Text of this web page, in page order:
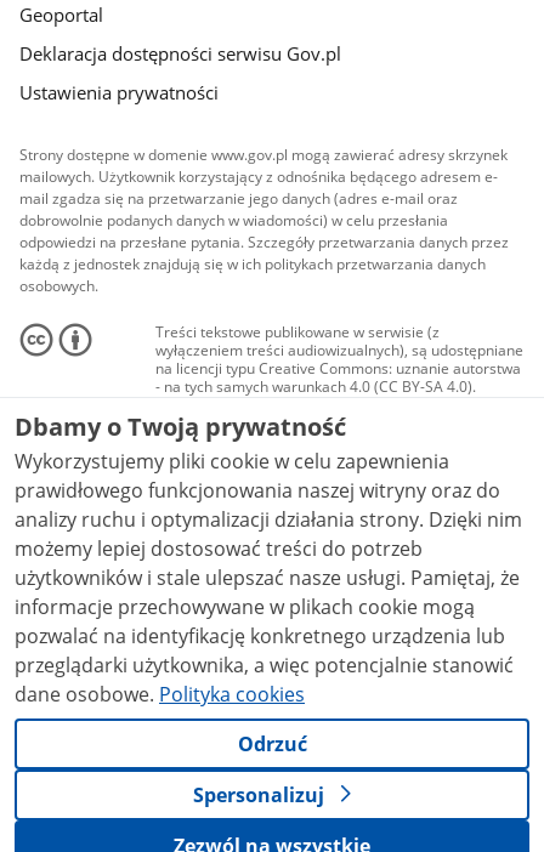
Geoportal
Deklaracja dostępności serwisu Gov.pl
Ustawienia prywatności
Strony dostępne w domenie www.gov.pl mogą zawierać adresy skrzynek
mailowych. Użytkownik korzystający z odnośnika będącego adresem e-
mail zgadza się na przetwarzanie jego danych (adres e-mail oraz
dobrowolnie podanych danych w wiadomości) w celu przesłania
odpowiedzi na przesłane pytania. Szczegóły przetwarzania danych przez
każdą z jednostek znajdują się w ich politykach przetwarzania danych
osobowych.
Treści tekstowe publikowane w serwisie (z
wyłączeniem treści audiowizualnych), są udostępniane
na licencji typu Creative Commons: uznanie autorstwa
- na tych samych warunkach 4.0 (CC BY-SA 4.0).
Materiały audiowizualne, w tym zdjęcia, materiały
audio i wideo, są udostępniane na licencji typu
Creative Commons: uznanie autorstwa użycie
niekomercyjne - bez utworów zależnych 4.0 (CC BY-
NC-ND 4.0), o ile nie jest to stwierdzone inaczej.
Dbamy o Twoją prywatność
Wykorzystujemy pliki cookie w celu zapewnienia
prawidłowego funkcjonowania naszej witryny oraz do
analizy ruchu i optymalizacji działania strony. Dzięki nim
możemy lepiej dostosować treści do potrzeb
użytkowników i stale ulepszać nasze usługi. Pamiętaj, że
informacje przechowywane w plikach cookie mogą
pozwalać na identyfikację konkretnego urządzenia lub
przeglądarki użytkownika, a więc potencjalnie stanowić
dane osobowe. Polityka cookies
Odrzuć
Spersonalizuj
Zezwól na wszystkie